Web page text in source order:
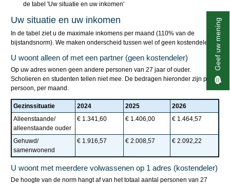
de tabel 'Uw situatie en uw inkomen'
Uw situatie en uw inkomen
In de tabel ziet u de maximale inkomens per maand (110% van de
bijstandsnorm). We maken onderscheid tussen wel of geen kostendeler.
U woont alleen of met een partner (geen kostendeler)
Op uw adres wonen geen andere personen van 27 jaar of ouder.
Scholieren en studenten tellen niet mee. De bedragen hieronder zijn per
persoon, per maand.
Gezinssituatie 2024 2025
2026
Alleenstaande/
alleenstaande ouder
€ 1.341,60 € 1.406,00 € 1.464,57
Gehuwd/
samenwonend
€ 1.916,57 € 2.008,57 € 2.092,22
U woont met meerdere volwassenen op 1 adres (kostendeler)
De hoogte van de norm hangt af van het totaal aantal personen van 27
Geef uw mening